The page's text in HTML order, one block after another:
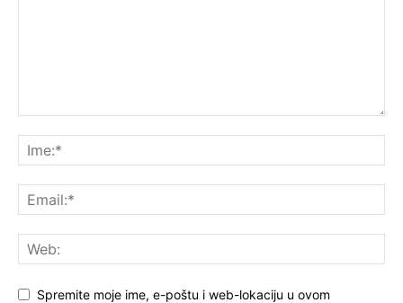
Spremite moje ime, e-poštu i web-lokaciju u ovom